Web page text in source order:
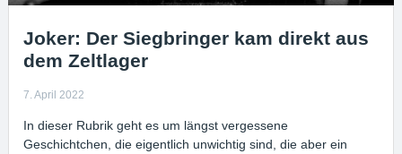
Joker: Der Siegbringer kam direkt aus
dem Zeltlager
7. April 2022
In dieser Rubrik geht es um längst vergessene
Geschichtchen, die eigentlich unwichtig sind, die aber ein